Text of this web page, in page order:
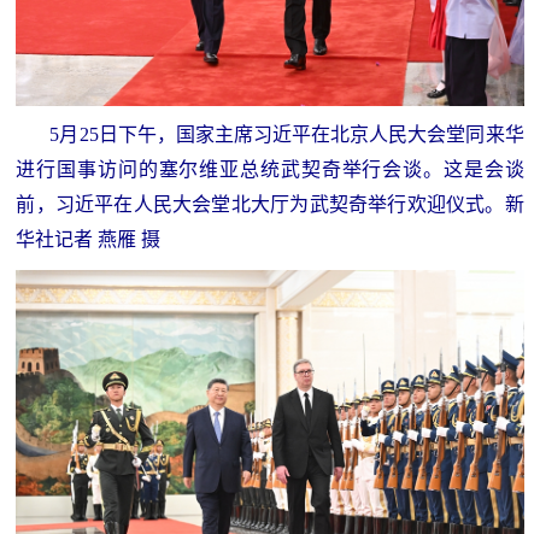
5月25日下午，国家主席习近平在北京人民大会堂同来华
进行国事访问的塞尔维亚总统武契奇举行会谈。这是会谈
前，习近平在人民大会堂北大厅为武契奇举行欢迎仪式。新
华社记者 燕雁 摄